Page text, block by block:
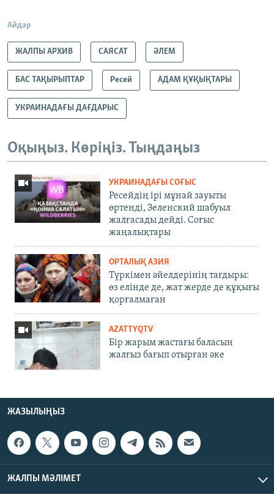
Айдар
ЖАЛПЫ АРХИВ САЯСАТ ӘЛЕМ
БАС ТАҚЫРЫПТАР Ресей АДАМ ҚҰҚЫҚТАРЫ
УКРАИНАДАҒЫ ДАҒДАРЫС
Оқыңыз. Көріңіз. Тыңдаңыз
УКРАИНАДАҒЫ СОҒЫС
Ресейдің ірі мұнай зауыты
өртенді, Зеленский шабуыл
жалғасады дейді. Соғыс
жаңалықтары
ОРТАЛЫҚ АЗИЯ
Түркімен әйелдерінің тағдыры:
өз елінде де, жат жерде де құқығы
қорғалмаған
AZATTYQTV
Бір жарым жастағы баласын
жалғыз бағып отырған әке
ЖАЗЫЛЫҢЫЗ
ЖАЛПЫ МӘЛІМЕТ